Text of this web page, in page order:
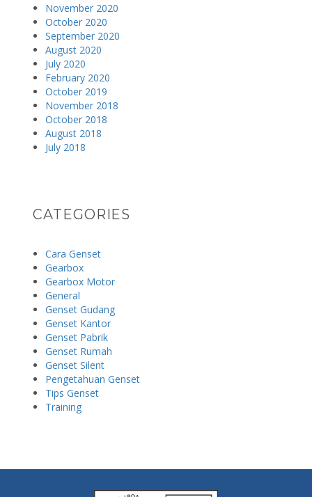
November 2020
October 2020
September 2020
August 2020
July 2020
February 2020
October 2019
November 2018
October 2018
August 2018
July 2018
CATEGORIES
Cara Genset
Gearbox
Gearbox Motor
General
Genset Gudang
Genset Kantor
Genset Pabrik
Genset Rumah
Genset Silent
Pengetahuan Genset
Tips Genset
Training